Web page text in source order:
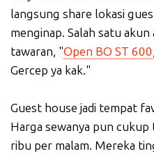
langsung share lokasi
menginap. Salah satu
tawaran, "Open BO ST 600
Gercep ya kak."
Guest house jadi tempat
Harga sewanya pun
ribu per malam. Mereka